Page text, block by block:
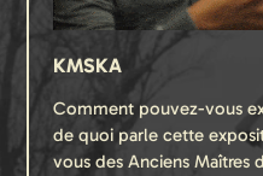
KMSKA
Comment pouvez-vous
de quoi parle cette
vous des Anciens Maîtres